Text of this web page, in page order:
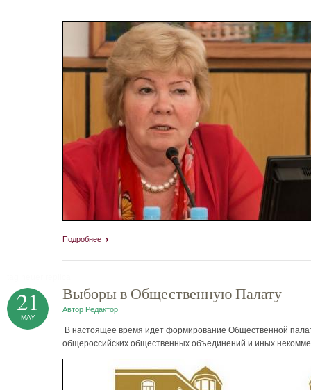
Подробнее
Выборы в Общественную Палату
Автор Редактор
21
MAY
В настоящее время идет формирование Общественной
общероссийских общественных объединений и иных